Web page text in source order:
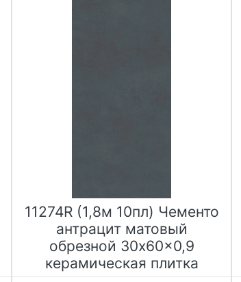
11274R (1,8м 10пл) Чементо
антрацит матовый
обрезной 30x60x0,9
керамическая плитка